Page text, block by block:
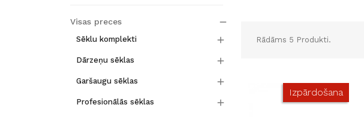
Visas preces 
Sēklu komplekti 
Dārzeņu sēklas 
Garšaugu sēklas 
Profesionālās sēklas 
Rādāms 5 Produkti.
Izpārdošana